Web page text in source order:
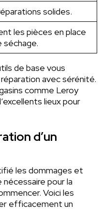
solides.
les pièces en place
séchage.
de base vous
avec sérénité.
comme Leroy
lieux pour
d’un
les dommages et
pour la
Voici les
efficacement un